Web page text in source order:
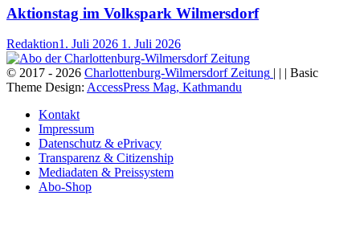
Aktionstag im Volkspark Wilmersdorf
Redaktion1. Juli 2026 1. Juli 2026
© 2017 - 2026 Charlottenburg-Wilmersdorf Zeitung | | | Basic
Theme Design: AccessPress Mag, Kathmandu
Kontakt
Impressum
Datenschutz & ePrivacy
Transparenz & Citizenship
Mediadaten & Preissystem
Abo-Shop